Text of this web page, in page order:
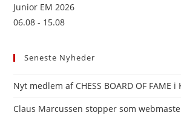
Junior EM 2026
06.08 - 15.08
Seneste Nyheder
Nyt medlem af CHESS BOARD OF FAME i
Claus Marcussen stopper som